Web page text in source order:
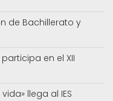
de Bachillerato y
en el XII
llega al IES